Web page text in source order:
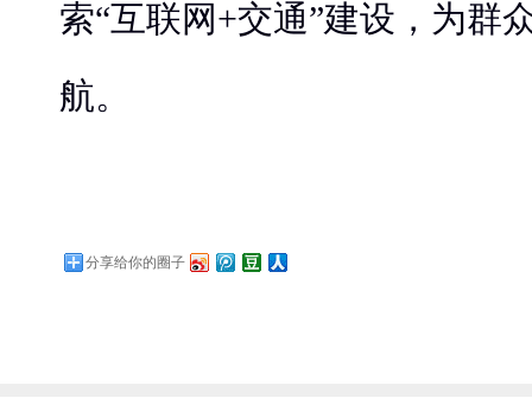
索“互联网+交通”建设，为群
航。
分享给你的圈子